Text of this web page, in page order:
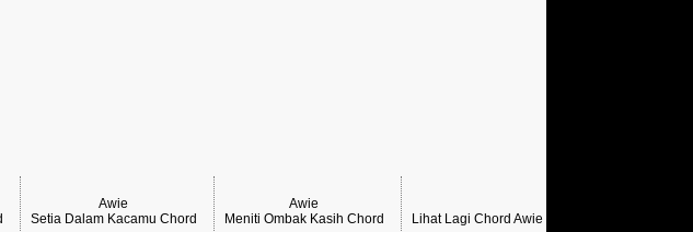
Awie
Setia Dalam Kacamu Chord
Awie
Meniti Ombak Kasih Chord
Lihat Lagi Chord Awie →